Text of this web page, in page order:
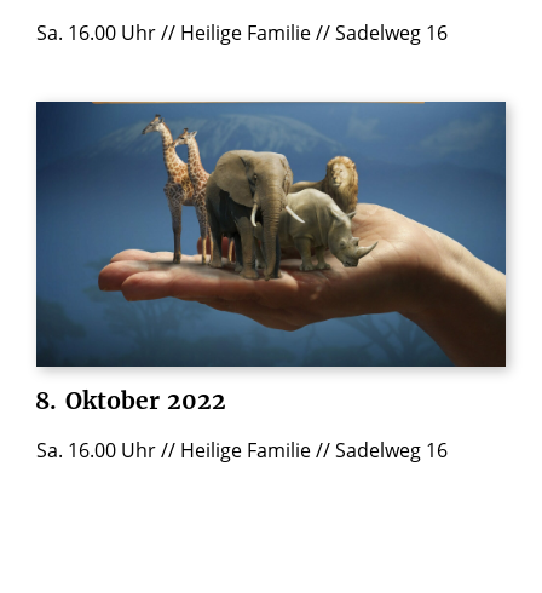
Sa. 16.00 Uhr // Heilige Familie // Sadelweg 16
8. Oktober 2022
Sa. 16.00 Uhr // Heilige Familie // Sadelweg 16